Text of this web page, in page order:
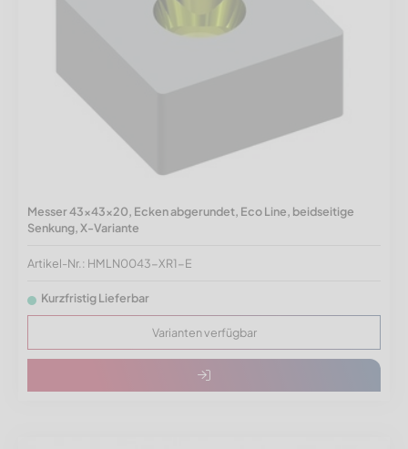
Messer 43x43x20, Ecken abgerundet, Eco Line, beidseitige
Senkung, X-Variante
Artikel-Nr.: HMLN0043-XR1-E
Kurzfristig Lieferbar
Varianten verfügbar